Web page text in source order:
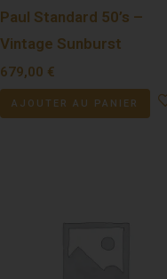
Paul Standard 50’s –
Vintage Sunburst
679,00 €
AJOUTER AU PANIER